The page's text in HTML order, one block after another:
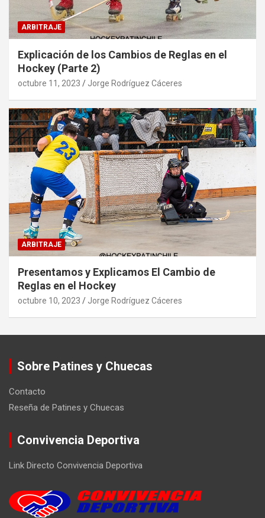
ARBITRAJE
Explicación de los Cambios de Reglas en el
Hockey (Parte 2)
octubre 11, 2023 Jorge Rodríguez Cáceres
ARBITRAJE
Presentamos y Explicamos El Cambio de
Reglas en el Hockey
octubre 10, 2023 Jorge Rodríguez Cáceres
Sobre Patines y Chuecas
Contacto
Reseña de Patines y Chuecas
Convivencia Deportiva
Link Directo Convivencia Deportiva